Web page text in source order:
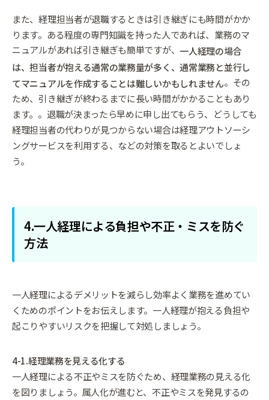
また、経理担当者が退職するときは引き継ぎにも時間がかか
ります。ある程度の専門知識を持った人であれば、業務のマ
ニュアルがあれば引き継ぎも簡単ですが、 一人経理の場合
は、担当者が抱える通常の業務量が多く、通常業務と並行し
てマニュアルを作成することは難しいかもしれません。その
ため、引き継ぎが終わるまでに長い時間がかかることもあり
ます。。退職が決まったら早めに申し出てもらう、どうしても
経理担当者の代わりが見つからない場合は経理アウトソーシ
ングサービスを利用する、などの対策を取るとよいでしょ
う。
4.一人経理による負担や不正・ミスを防ぐ
方法
一人経理によるデメリットを減らし効率よく業務を進めてい
くためのポイントをお伝えします。一人経理が抱える負担や
起こりやすいリスクを把握して対処しましょう。
4-1.経理業務を見える化する
一人経理による不正やミスを防ぐため、経理業務の見える化
を図りましょう。属人化が進むと、不正やミスを発見するの